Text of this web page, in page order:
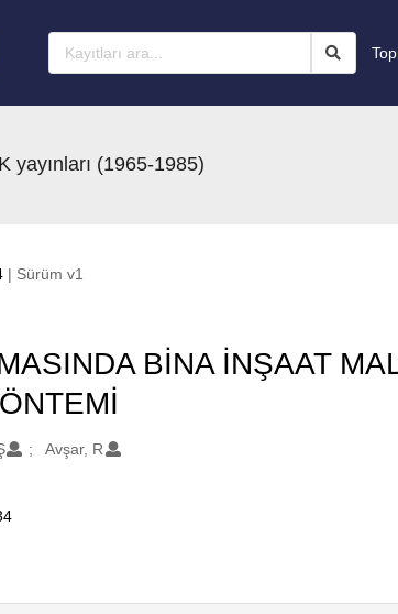
yayınları (1965-1985)
| Sürüm v1
BİNA İNŞAAT
Avşar, R